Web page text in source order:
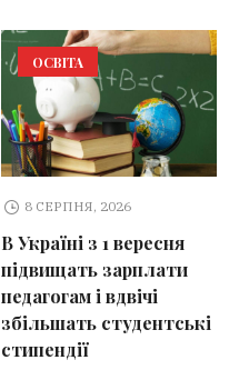
ОСВІТА
8 СЕРПНЯ, 2026
В Україні з 1 вересня
підвищать зарплати
педагогам і вдвічі
збільшать студентські
стипендії